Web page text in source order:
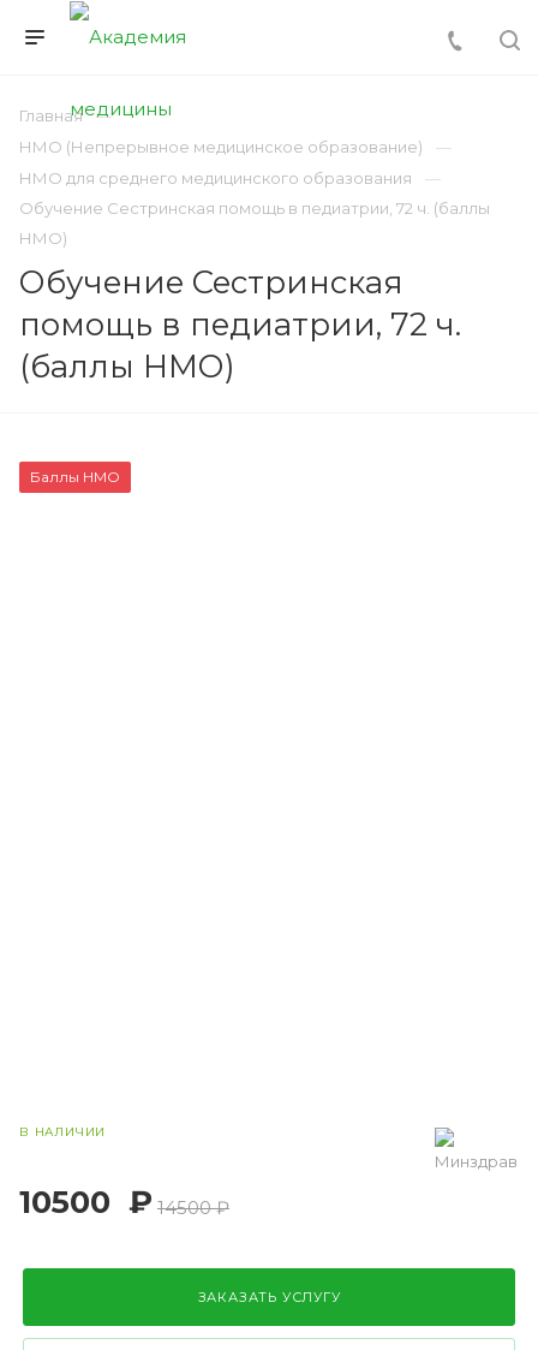
Главная
НМО (Непрерывное медицинское образование)
НМО для среднего медицинского образования
Обучение Сестринская помощь в педиатрии, 72 ч. (баллы
НМО)
Обучение Сестринская
помощь в педиатрии, 72 ч.
(баллы НМО)
В НАЛИЧИИ
10500 ₽ 14500 ₽
ЗАКАЗАТЬ УСЛУГУ
Баллы НМО